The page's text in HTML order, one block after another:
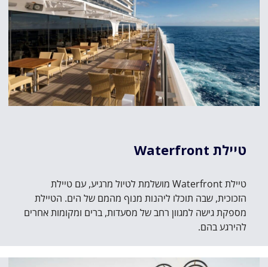
טיילת Waterfront
טיילת Waterfront מושלמת לטיול מרגיע, עם טיילת
הזכוכית, שבה תוכלו ליהנות מנוף מהמם של הים. הטיילת
מספקת גישה למגוון רחב של מסעדות, ברים ומקומות אחרים
להירגע בהם.